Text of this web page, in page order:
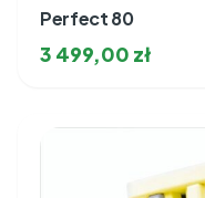
Perfect 80
3 499,00 zł